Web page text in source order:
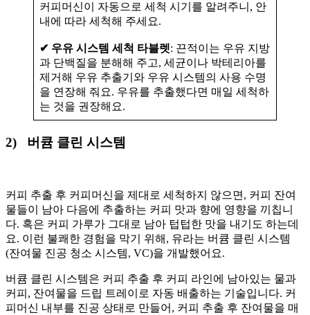
커피머신이 자동으로 세척 시기를 알려주니, 안
내에 따라 세척해 주세요.
✔ 우유 시스템 세척 타블렛: 끈적이는 우유 지방
과 단백질을 분해해 주고, 세균이나 박테리아를
제거해 우유 추출기와 우유 시스템의 사용 수명
을 연장해 줘요. 우유를 추출했다면 매일 세척하
는 것을 권장해요.
2) 버큠 클린 시스템
커피 추출 후 커피머신을 제대로 세척하지 않으면, 커피 잔여
물들이 남아 다음에 추출하는 커피 맛과 향에 영향을 끼칩니
다. 혹은 커피 가루가 그대로 남아 텁텁한 맛을 내기도 하는데
요. 이런 불쾌한 경험을 막기 위해, 유라는 버큠 클린 시스템
(잔여물 진공 청소 시스템, VC)을 개발했어요.
버큠 클린 시스템은 커피 추출 후 커피 라인에 남아있는 물과
커피, 잔여물을 드립 트레이로 자동 배출하는 기술입니다. 커
피머신 내부를 진공 상태로 만들어, 커피 추출 후 잔여물을 매